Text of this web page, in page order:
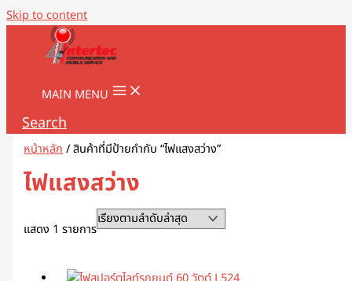
Skip to content
MAIN MENU
Search
หน้าหลัก/ สินค้าที่มีป้ายกำกับ “ไฟแสงสว่าง”
ไฟแสงสว่าง
แสดง 1 รายการ